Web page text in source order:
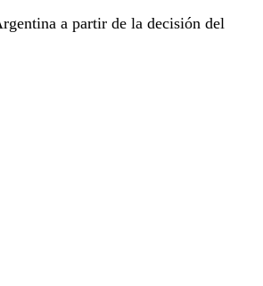
a partir de la decisión del